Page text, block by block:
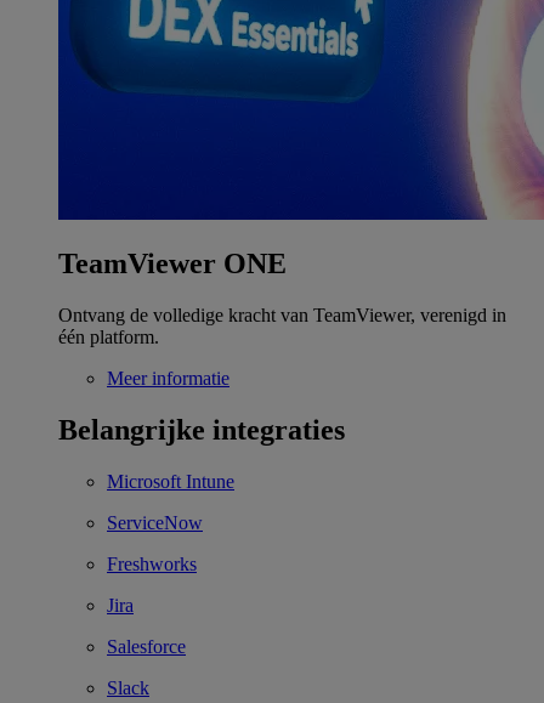
TeamViewer ONE
Ontvang de volledige kracht van TeamViewer, verenigd in
één platform.
Meer informatie
Belangrijke integraties
Microsoft Intune
ServiceNow
Freshworks
Jira
Salesforce
Slack